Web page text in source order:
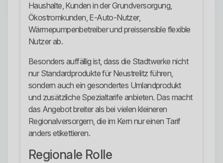
Haushalte, Kunden in der Grundversorgung,
Ökostromkunden, E-Auto-Nutzer,
Wärmepumpenbetreiber und preissensible flexible
Nutzer ab.
Besonders auffällig ist, dass die Stadtwerke nicht
nur Standardprodukte für Neustrelitz führen,
sondern auch ein gesondertes Umlandprodukt
und zusätzliche Spezialtarife anbieten. Das macht
das Angebot breiter als bei vielen kleineren
Regionalversorgern, die im Kern nur einen Tarif
anders etikettieren.
Regionale Rolle